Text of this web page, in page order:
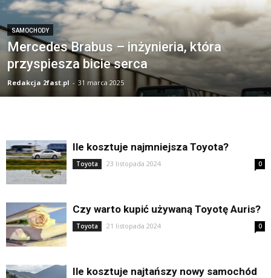
SAMOCHODY
Mercedes Brabus – inżynieria, która
przyspiesza bicie serca
Redakcja 2fast.pl - 31 marca 2025
Ile kosztuje najmniejsza Toyota?
Toyota 23 listopada 2024 0
Czy warto kupić używaną Toyotę Auris?
Toyota 21 listopada 2024 0
Ile kosztuje najtańszy nowy samochód